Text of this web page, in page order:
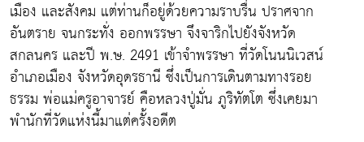
เมือง และสังคม แต่ท่านก็อยู่ด้วยความราบรื่น ปราศจาก
อันตราย จนกระทั่ง ออกพรรษา จึงจาริกไปยังจังหวัด
สกลนคร และปี พ.ษ. 2491 เข้าจำพรรษา ที่วัดโนนนิเวสน์
อำเภอเมือง จังหวัดอุดรธานี ซึ่งเป็นการเดินตามทางรอย
ธรรม พ่อแม่ครูอาจารย์ คือหลวงปู่มั่น ภูริทัตโต ซึ่งเคยมา
พำนักที่วัดแห่งนี้มาแต่ครั้งอดีต